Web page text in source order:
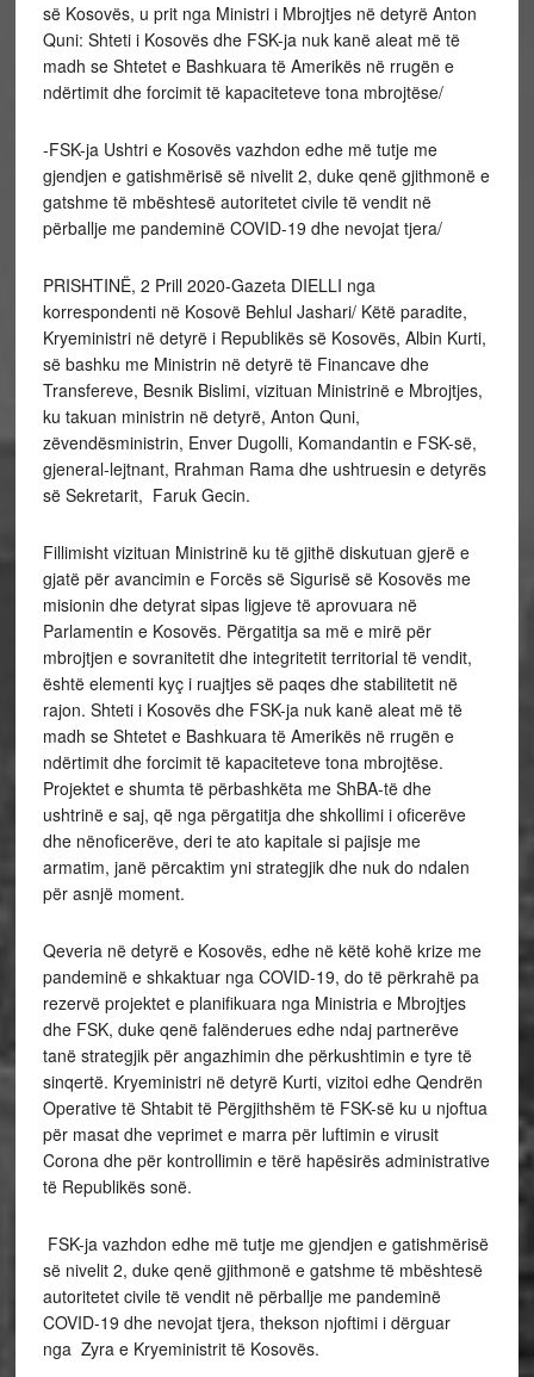
së Kosovës, u prit nga Ministri i Mbrojtjes në detyrë Anton
Quni: Shteti i Kosovës dhe FSK-ja nuk kanë aleat më të
madh se Shtetet e Bashkuara të Amerikës në rrugën e
ndërtimit dhe forcimit të kapaciteteve tona mbrojtëse/
-FSK-ja Ushtri e Kosovës vazhdon edhe më tutje me
gjendjen e gatishmërisë së nivelit 2, duke qenë gjithmonë e
gatshme të mbështesë autoritetet civile të vendit në
përballje me pandeminë COVID-19 dhe nevojat tjera/
PRISHTINË, 2 Prill 2020-Gazeta DIELLI nga
korrespondenti në Kosovë Behlul Jashari/ Këtë paradite,
Kryeministri në detyrë i Republikës së Kosovës, Albin Kurti,
së bashku me Ministrin në detyrë të Financave dhe
Transfereve, Besnik Bislimi, vizituan Ministrinë e Mbrojtjes,
ku takuan ministrin në detyrë, Anton Quni,
zëvendësministrin, Enver Dugolli, Komandantin e FSK-së,
gjeneral-lejtnant, Rrahman Rama dhe ushtruesin e detyrës
së Sekretarit, Faruk Gecin.
Fillimisht vizituan Ministrinë ku të gjithë diskutuan gjerë e
gjatë për avancimin e Forcës së Sigurisë së Kosovës me
misionin dhe detyrat sipas ligjeve të aprovuara në
Parlamentin e Kosovës. Përgatitja sa më e mirë për
mbrojtjen e sovranitetit dhe integritetit territorial të vendit,
është elementi kyç i ruajtjes së paqes dhe stabilitetit në
rajon. Shteti i Kosovës dhe FSK-ja nuk kanë aleat më të
madh se Shtetet e Bashkuara të Amerikës në rrugën e
ndërtimit dhe forcimit të kapaciteteve tona mbrojtëse.
Projektet e shumta të përbashkëta me ShBA-të dhe
ushtrinë e saj, që nga përgatitja dhe shkollimi i oficerëve
dhe nënoficerëve, deri te ato kapitale si pajisje me
armatim, janë përcaktim yni strategjik dhe nuk do ndalen
për asnjë moment.
Qeveria në detyrë e Kosovës, edhe në këtë kohë krize me
pandeminë e shkaktuar nga COVID-19, do të përkrahë pa
rezervë projektet e planifikuara nga Ministria e Mbrojtjes
dhe FSK, duke qenë falënderues edhe ndaj partnerëve
tanë strategjik për angazhimin dhe përkushtimin e tyre të
sinqertë. Kryeministri në detyrë Kurti, vizitoi edhe Qendrën
Operative të Shtabit të Përgjithshëm të FSK-së ku u njoftua
për masat dhe veprimet e marra për luftimin e virusit
Corona dhe për kontrollimin e tërë hapësirës administrative
të Republikës sonë.
FSK-ja vazhdon edhe më tutje me gjendjen e gatishmërisë
së nivelit 2, duke qenë gjithmonë e gatshme të mbështesë
autoritetet civile të vendit në përballje me pandeminë
COVID-19 dhe nevojat tjera, thekson njoftimi i dërguar
nga Zyra e Kryeministrit të Kosovës.